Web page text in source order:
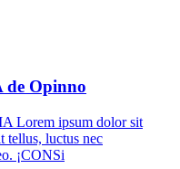
de Opinno
Lorem ipsum dolor sit
tellus, luctus nec
¡CONSi